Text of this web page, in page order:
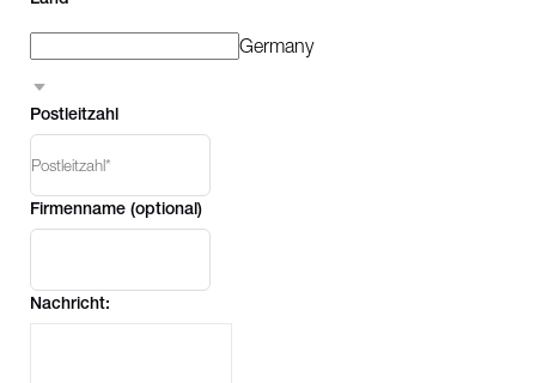
Germany
Postleitzahl
Firmenname (optional)
Nachricht: